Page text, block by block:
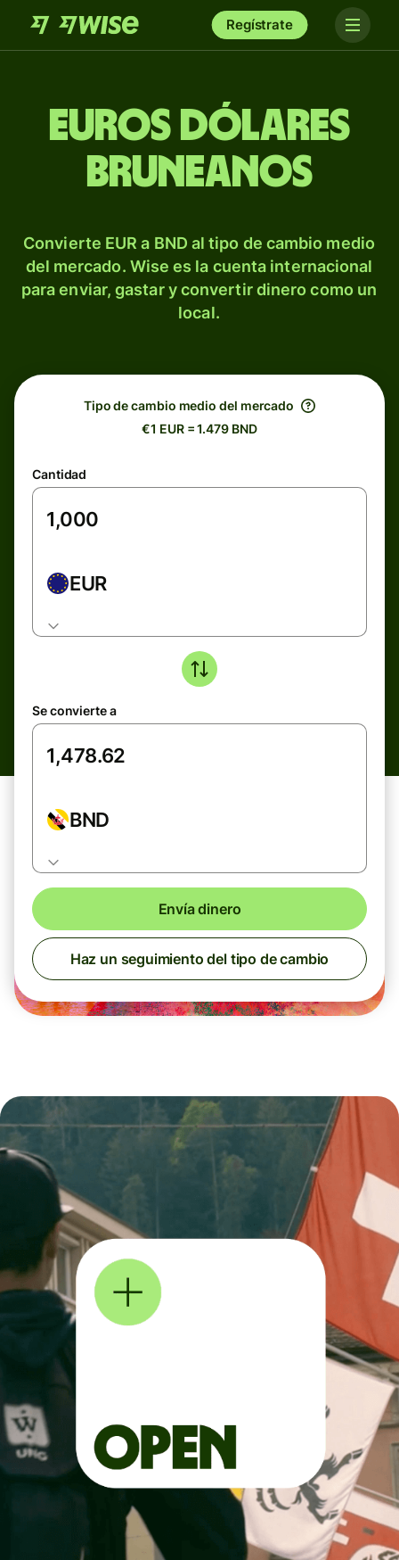
Regístrate
Euros dólares
bruneanos
Convierte EUR a BND al tipo de cambio medio
del mercado. Wise es la cuenta internacional
para enviar, gastar y convertir dinero como un
local.
Tipo de cambio medio del mercado
€1 EUR = 1.479 BND
Cantidad
EUR
Se convierte a
BND
Envía dinero
Haz un seguimiento del tipo de cambio